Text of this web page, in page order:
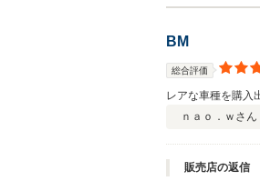
BM
総合評価
レアな車種を購入
ｎａｏ．ｗさん
販売店の返信